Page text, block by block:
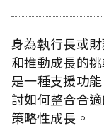
身為執行長或
和推動成長的
是一種支援功
討如何整合合
策略性成長。